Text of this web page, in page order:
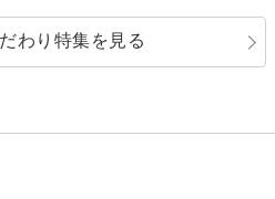
わり特集を見る